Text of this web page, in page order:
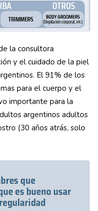
la consultora
y el cuidado de la piel
El 91% de los
para el cuerpo y el
importante para la
argentinos adultos
(30 años atrás, solo